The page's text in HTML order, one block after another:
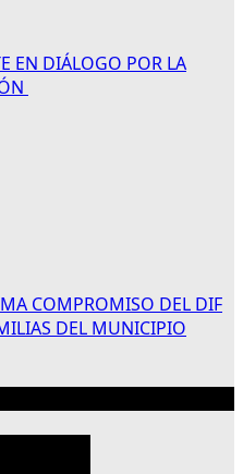
EN DIÁLOGO POR LA
COMPROMISO DEL DIF
DEL MUNICIPIO